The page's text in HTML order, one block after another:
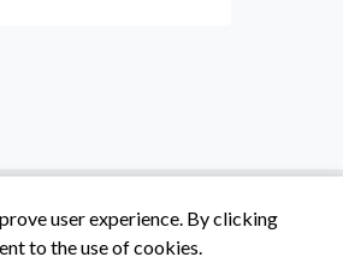
user experience. By clicking
to the use of cookies.